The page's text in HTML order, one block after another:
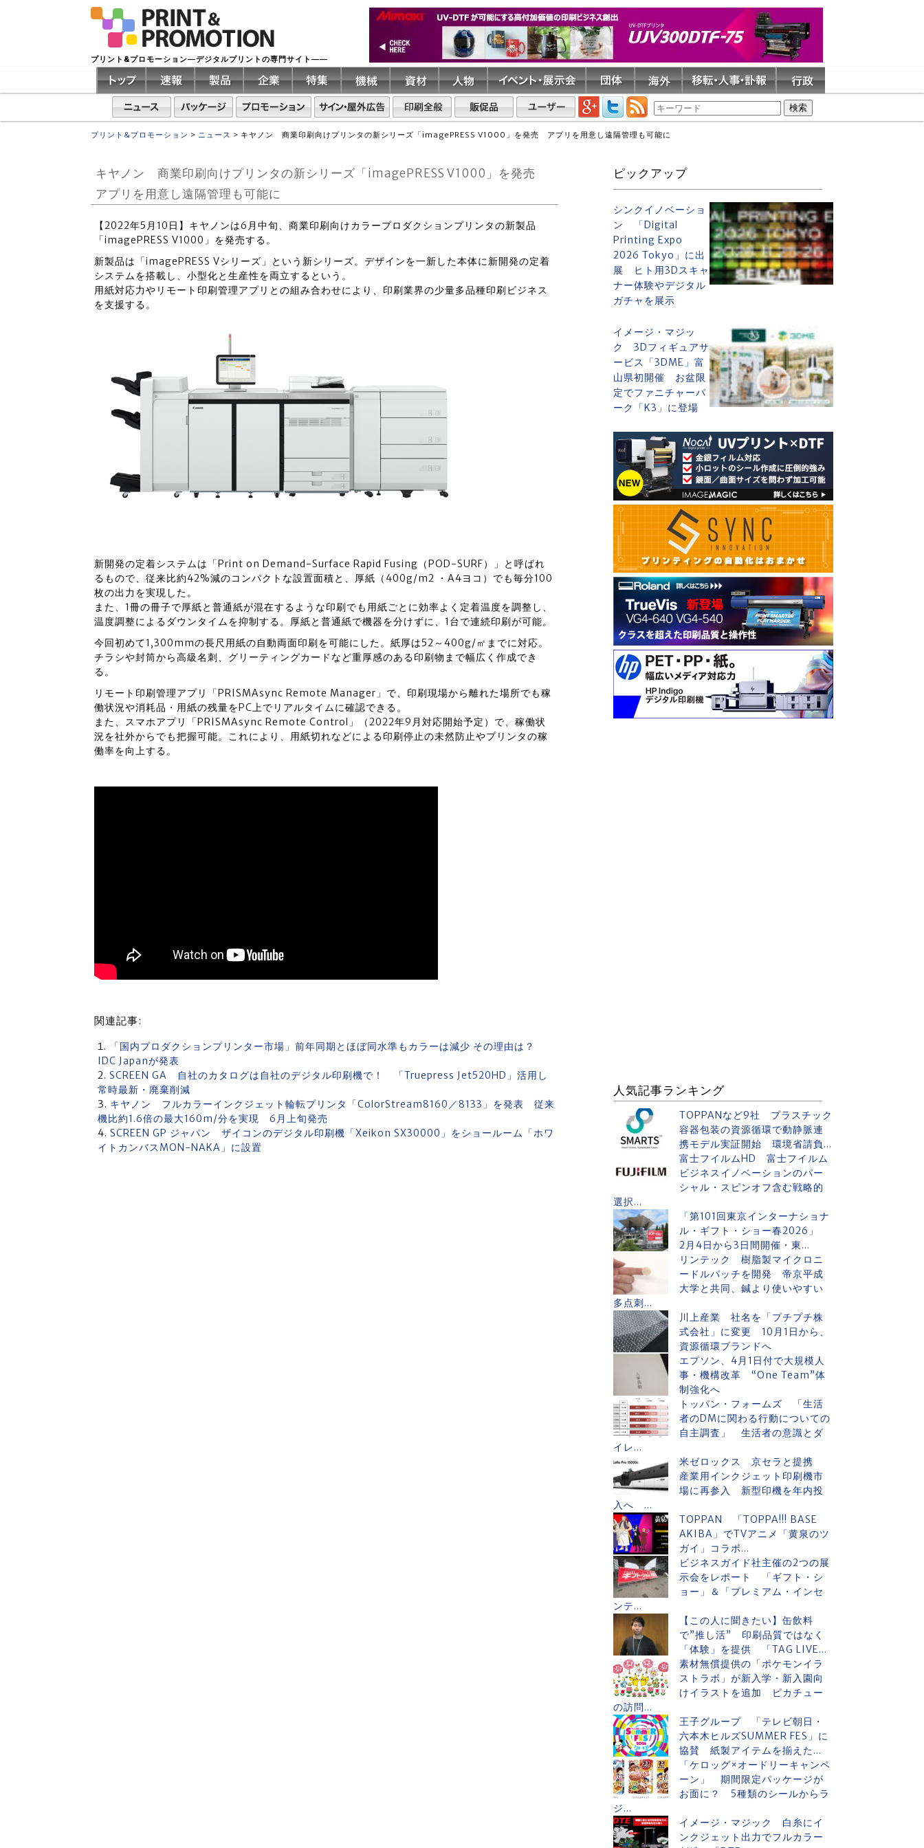
プリント&プロモーション―デジタルプリントの専門サイト――
プリント&プロモーション > ニュース > キヤノン 商業印刷向けプリンタの新シリーズ「imagePRESS V1000」を発売 アプリを用意し遠隔管理も可能に
キヤノン 商業印刷向けプリンタの新シリーズ「imagePRESS V1000」を発売
アプリを用意し遠隔管理も可能に
【2022年5月10日】キヤノンは6月中旬、商業印刷向けカラープロダクションプリンタの新製品
「imagePRESS V1000」を発売する。
新製品は「imagePRESS Vシリーズ」という新シリーズ。デザインを一新した本体に新開発の定着
システムを搭載し、小型化と生産性を両立するという。
用紙対応力やリモート印刷管理アプリとの組み合わせにより、印刷業界の少量多品種印刷ビジネス
を支援する。
新開発の定着システムは「Print on Demand-Surface Rapid Fusing（POD-SURF）」と呼ばれ
るもので、従来比約42%減のコンパクトな設置面積と、厚紙（400g/m2 ・A4ヨコ）でも毎分100
枚の出力を実現した。
また、1冊の冊子で厚紙と普通紙が混在するような印刷でも用紙ごとに効率よく定着温度を調整し、
温度調整によるダウンタイムを抑制する。厚紙と普通紙で機器を分けずに、1台で連続印刷が可能。
今回初めて1,300mmの長尺用紙の自動両面印刷を可能にした。紙厚は52～400g/㎡までに対応。
チラシや封筒から高級名刺、グリーティングカードなど重厚感のある印刷物まで幅広く作成でき
る。
リモート印刷管理アプリ「PRISMAsync Remote Manager」で、印刷現場から離れた場所でも稼
働状況や消耗品・用紙の残量をPC上でリアルタイムに確認できる。
また、スマホアプリ「PRISMAsync Remote Control」（2022年9月対応開始予定）で、稼働状
況を社外からでも把握可能。これにより、用紙切れなどによる印刷停止の未然防止やプリンタの稼
働率を向上する。
関連記事:
「国内プロダクションプリンター市場」前年同期とほぼ同水準もカラーは減少 その理由は？
IDC Japanが発表
SCREEN GA 自社のカタログは自社のデジタル印刷機で！ 「Truepress Jet520HD」活用し
常時最新・廃棄削減
キヤノン フルカラーインクジェット輪転プリンタ「ColorStream8160／8133」を発表 従来
機比約1.6倍の最大160m/分を実現 6月上旬発売
SCREEN GP ジャパン ザイコンのデジタル印刷機「Xeikon SX30000」をショールーム「ホワ
イトカンバスMON-NAKA」に設置
ピックアップ
シンクイノベーショ
ン 「Digital
Printing Expo
2026 Tokyo」に出
展 ヒト用3Dスキャ
ナー体験やデジタル
ガチャを展示
イメージ・マジッ
ク 3Dフィギュアサ
ービス「3DME」富
山県初開催 お盆限
定でファニチャーパ
ーク「K3」に登場
人気記事ランキング
TOPPANなど9社 プラスチック
容器包装の資源循環で動静脈連
携モデル実証開始 環境省請負...
富士フイルムHD 富士フイルム
ビジネスイノベーションのパー
シャル・スピンオフ含む戦略的
選択...
「第101回東京インターナショナ
ル・ギフト・ショー春2026」
2月4日から3日間開催・東...
リンテック 樹脂製マイクロニ
ードルパッチを開発 帝京平成
大学と共同、鍼より使いやすい
多点刺...
川上産業 社名を「プチプチ株
式会社」に変更 10月1日から、
資源循環ブランドへ
エプソン、4月1日付で大規模人
事・機構改革 “One Team”体
制強化へ
トッパン・フォームズ 「生活
者のDMに関わる行動についての
自主調査」 生活者の意識とダ
イレ...
米ゼロックス 京セラと提携
産業用インクジェット印刷機市
場に再参入 新型印機を年内投
入へ ...
TOPPAN 「TOPPA!!! BASE
AKIBA」でTVアニメ「黄泉のツ
ガイ」コラボ...
ビジネスガイド社主催の2つの展
示会をレポート 「ギフト・シ
ョー」＆「プレミアム・インセ
ンテ...
【この人に聞きたい】缶飲料
で”推し活” 印刷品質ではなく
「体験」を提供 「TAG LIVE...
素材無償提供の「ポケモンイラ
ストラボ」が新入学・新入園向
けイラストを追加 ピカチュー
の訪問...
王子グループ 「テレビ朝日・
六本木ヒルズSUMMER FES」に
協賛 紙製アイテムを揃えた...
「ケロッグ×オードリーキャンペ
ーン」 期間限定パッケージが
お面に？ 5種類のシールからラ
ジ...
イメージ・マジック 白糸にイ
ンクジェット出力でフルカラー